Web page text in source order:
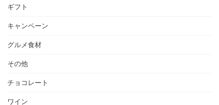
ギフト
キャンペーン
グルメ食材
その他
チョコレート
ワイン